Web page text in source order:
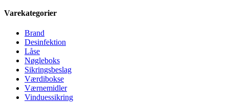
Varekategorier
Brand
Desinfektion
Låse
Nøgleboks
Sikringsbeslag
Værdibokse
Værnemidler
Vinduessikring